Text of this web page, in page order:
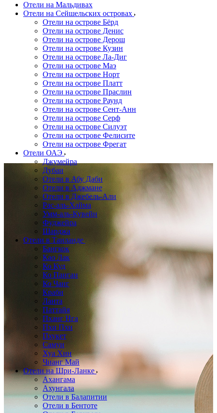
Отели на Мальдивах
Отели на Сейшельских островах
Отели на острове Бёрд
Отели на острове Денис
Отели на острове Дерош
Отели на острове Кузин
Отели на острове Ла-Диг
Отели на острове Маэ
Отели на острове Норт
Отели на острове Платт
Отели на острове Праслин
Отели на острове Раунд
Отели на острове Сент-Анн
Отели на острове Серф
Отели на острове Силуэт
Отели на острове Фелисите
Отели на острове Фрегат
Отели ОАЭ
Джумейра
Дубаи
Отели в Абу Даби
Отели в Аджмане
Отели в Джебель-Али
Рас-аль-Хайма
Умм-аль-Кувейн
Фуджейра
Шарджа
Отели в Таиланде
Бангкок
Као Лак
Ко Куд
Ко Панган
Ко Чанг
Краби
Ланта
Паттайя
Пханг Нга
Пхи Пхи
Пхукет
Самуи
Хуа Хин
Чианг Май
Отели на Шри-Ланке
Ахангама
Ахунгала
Отели в Балапитии
Отели в Бентоте